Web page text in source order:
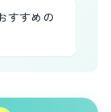
すすめの